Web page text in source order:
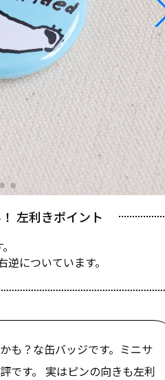
左利きポイント
についています。
も？な缶バッジです。ミニサ
です。 実はピンの向きも左利